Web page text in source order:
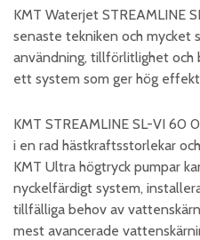
KMT Waterjet STREAMLINE
senaste tekniken och mycket
användning, tillförlitlighet och
ett system som ger hög
KMT STREAMLINE SL-VI 60
i en rad hästkraftsstorlekar
KMT Ultra högtryck pumpar
nyckelfärdigt system,
tillfälliga behov av
mest avancerade